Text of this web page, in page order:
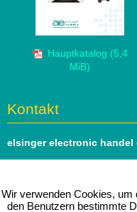
Wir verwenden Cookies,
den Benutzern bestimmte
Hauptkatalog (5,4
MiB)
Kontakt
elsinger electronic handel
1140 Wien